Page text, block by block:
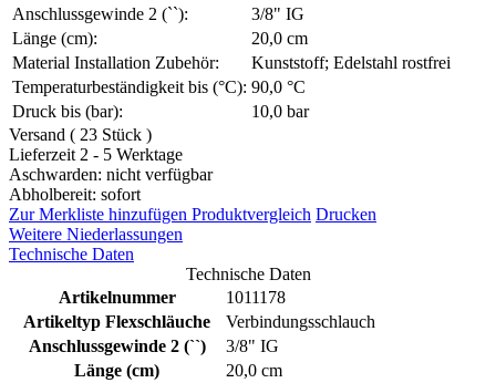
Anschlussgewinde 2 (``):
3/8" IG
Länge (cm):
20,0 cm
Material Installation Zubehör:
Kunststoff; Edelstahl rostfrei
Temperaturbeständigkeit bis (°C): 90,0 °C
Druck bis (bar):
10,0 bar
Versand ( 23 Stück )
Lieferzeit 2 - 5 Werktage
Aschwarden: nicht verfügbar
Abholbereit: sofort
Zur Merkliste hinzufügen Produktvergleich Drucken
Weitere Niederlassungen
Technische Daten
Technische Daten
Artikelnummer
1011178
Artikeltyp Flexschläuche
Verbindungsschlauch
Anschlussgewinde 2 (``)
3/8" IG
Länge (cm)
20,0 cm